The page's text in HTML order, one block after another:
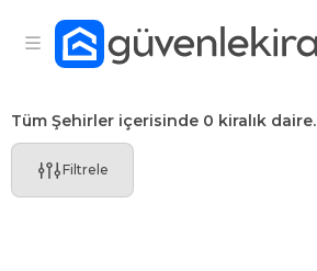
Tüm Şehirler içerisinde 0 kiralık daire.
Filtrele